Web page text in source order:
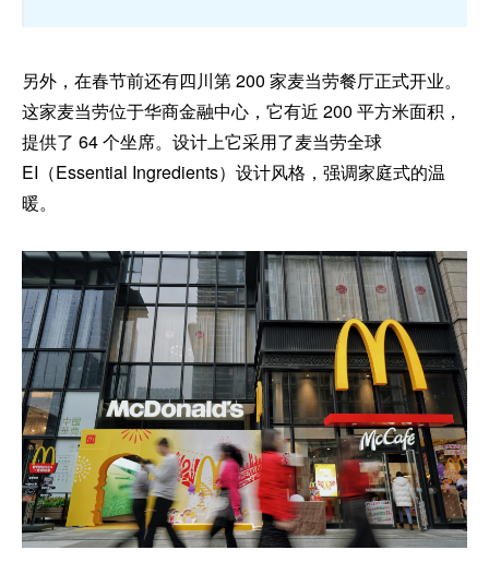
另外，在春节前还有四川第 200 家麦当劳餐厅正式开业。
这家麦当劳位于华商金融中心，它有近 200 平方米面积，
提供了 64 个坐席。设计上它采用了麦当劳全球
EI（Essential Ingredients）设计风格，强调家庭式的温
暖。